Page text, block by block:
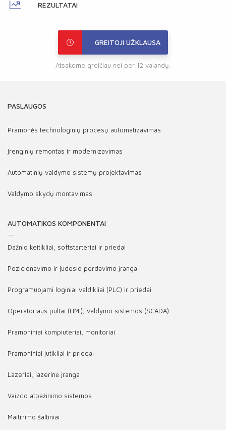
REZULTATAI
GREITOJI UŽKLAUSA
Atsakome greičiau nei per 12 valandų.
PASLAUGOS
Pramonės technologinių procesų automatizavimas
Įrenginių remontas ir modernizavimas
Automatinių valdymo sistemų projektavimas
Valdymo skydų montavimas
AUTOMATIKOS KOMPONENTAI
Dažnio keitikliai, softstarteriai ir priedai
Pozicionavimo ir judesio perdavimo įranga
Programuojami loginiai valdikliai (PLC) ir priedai
Operatoriaus pultai (HMI), valdymo sistemos (SCADA)
Pramoniniai kompiuteriai, monitoriai
Pramoniniai jutikliai ir priedai
Lazeriai, lazerinė įranga
Vaizdo atpažinimo sistemos
Maitinimo šaltiniai